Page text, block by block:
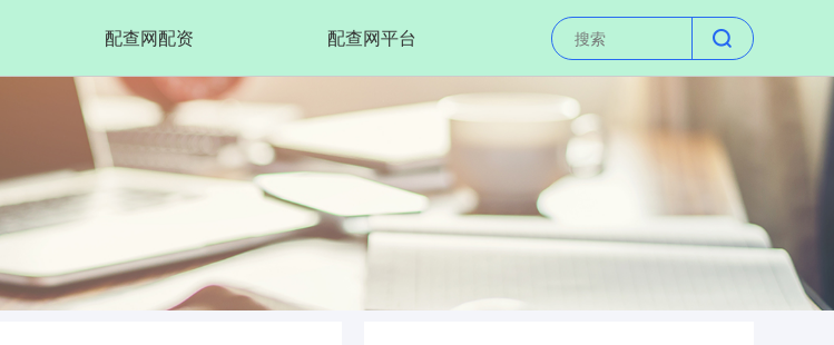
配查网配资 配查网平台